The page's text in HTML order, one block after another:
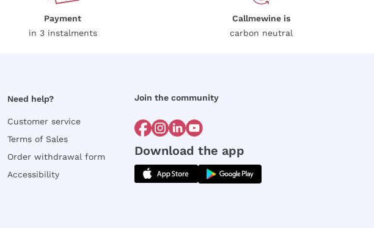
Payment
in 3 instalments
Callmewine is
carbon neutral
Need help?
Customer service
Terms of Sales
Order withdrawal form
Accessibility
Join the community
Download the app